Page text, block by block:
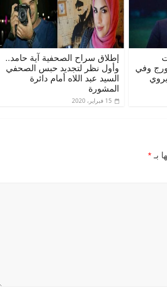
وفي
إطلاق سراح الصحفية آية حامد..
وأول نظر لتجديد حبس الصحفي
السيد عبد اللاه أمام دائرة
المشورة
15 فبراير، 2020
بـ *